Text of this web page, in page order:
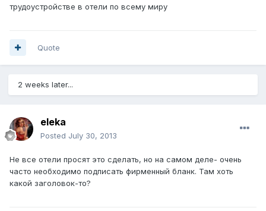
трудоустройстве в отели по всему миру
Quote
2 weeks later...
eleka
Posted July 30, 2013
Не все отели просят это сделать, но на самом деле- очень
часто необходимо подписать фирменный бланк. Там хоть
какой заголовок-то?